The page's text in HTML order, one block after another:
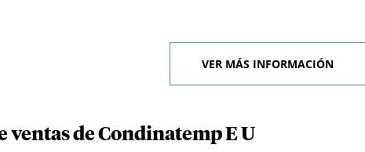
VER MÁS INFORMACIÓN
ventas de Condinatemp E U